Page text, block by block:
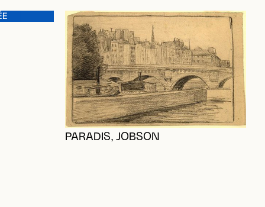
PARADIS, JOBSON